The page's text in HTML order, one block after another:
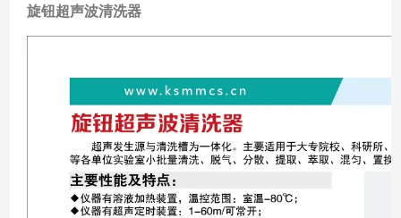
旋钮超声波清洗器